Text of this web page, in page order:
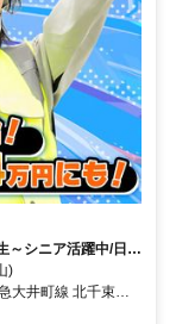
～シニア活躍中/日払
)
大井町線 北千束徒
歩約9分 (面接地/武